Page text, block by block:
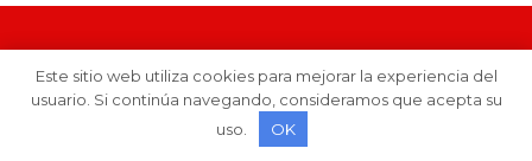
© 2026 Blog de información personal -
riquezadigital.com.es
Este sitio web utiliza cookies para mejorar la experiencia del
usuario. Si continúa navegando, consideramos que acepta su
uso.
OK